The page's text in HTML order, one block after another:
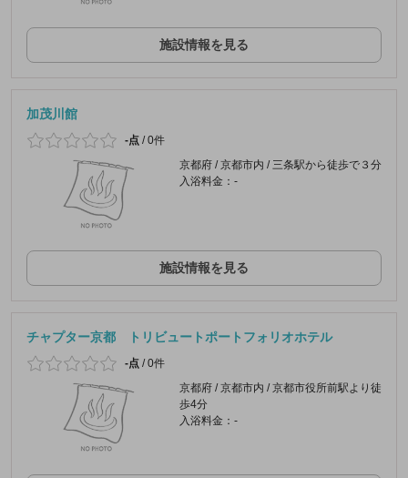
施設情報を見る
加茂川館
-点 /0件
京都府 / 京都市内 / 三条駅から徒歩で３分
入浴料金：-
施設情報を見る
チャプター京都 トリビュートポートフォリオホテル
-点 /0件
京都府 / 京都市内 / 京都市役所前駅より徒
歩4分
入浴料金：-